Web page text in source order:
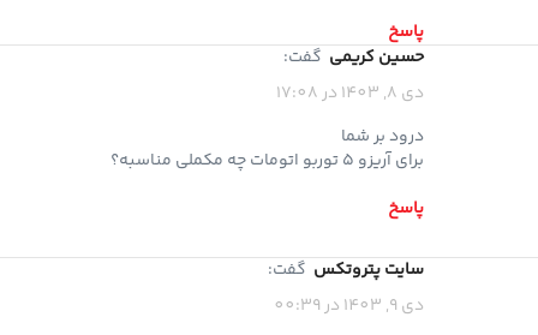
پاسخ
حسین کریمی گفت:
دی 8, 1403 در 17:08
درود بر شما
برای آریزو ۵ توربو اتومات چه مکملی مناسبه؟
پاسخ
سایت پتروتکس گفت:
دی 9, 1403 در 00:39